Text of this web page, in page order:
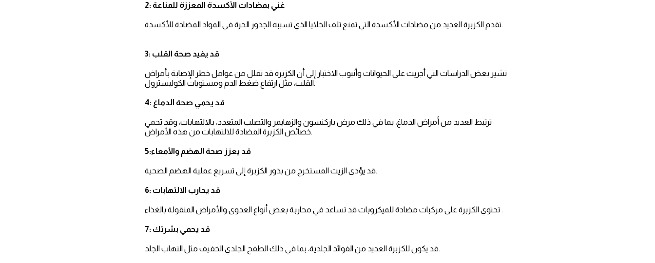
2: غني بمضادات الأكسدة المعززة للمناعة
تقدم الكزبرة العديد من مضادات الأكسدة التي تمنع تلف الخلايا الذي تسببه الجذور الحرة في المواد المضادة للأكسدة.
3: قد يفيد صحة القلب
تشير بعض الدراسات التي أجريت على الحيوانات وأنبوب الاختبار إلى أن الكزبرة قد تقلل من عوامل خطر الإصابة بأمراض
القلب، مثل ارتفاع ضغط الدم ومستويات الكوليسترول.
4: قد يحمي صحة الدماغ
ترتبط العديد من أمراض الدماغ، بما في ذلك مرض باركنسون والزهايمر والتصلب المتعدد، بالالتهابات، وقد تحمي
خصائص الكزبرة المضادة للالتهابات من هذه الأمراض.
5:قد يعزز صحة الهضم والأمعاء
قد يؤدي الزيت المستخرج من بذور الكزبرة إلى تسريع عملية الهضم الصحية.
6: قد يحارب الالتهابات
تحتوي الكزبرة على مركبات مضادة للميكروبات قد تساعد في محاربة بعض أنواع العدوى والأمراض المنقولة بالغذاء .
7: قد يحمي بشرتك
قد يكون للكزبرة العديد من الفوائد الجلدية، بما في ذلك الطفح الجلدي الخفيف مثل التهاب الجلد.